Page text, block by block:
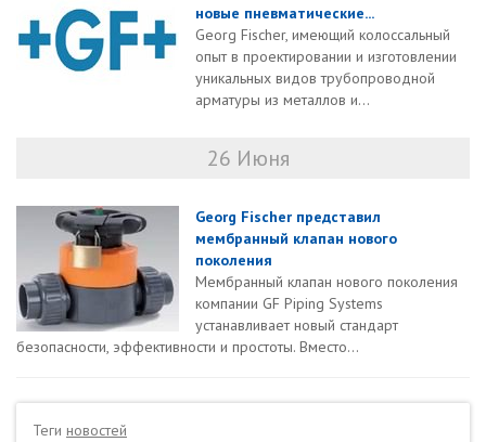
новые пневматические...
Georg Fischer, имеющий колоссальный
опыт в проектировании и изготовлении
уникальных видов трубопроводной
арматуры из металлов и...
26 Июня
Georg Fischer представил
мембранный клапан нового
поколения
Мембранный клапан нового поколения
компании GF Piping Systems
устанавливает новый стандарт
безопасности, эффективности и простоты. Вместо...
Теги новостей